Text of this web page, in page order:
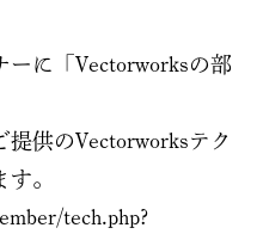
に「Vectorworksの部
供のVectorworksテク
。
tech.php?